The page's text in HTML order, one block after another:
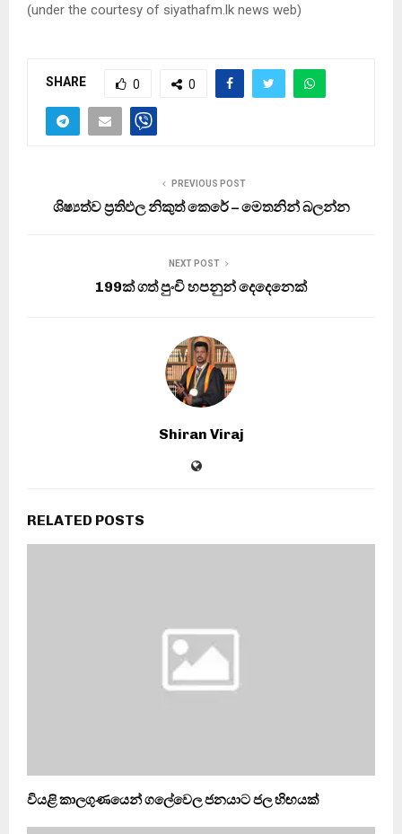
(under the courtesy of siyathafm.lk news web)
SHARE 0 0
PREVIOUS POST
ශිෂ්‍යත්ව ප්‍රතිඵල නිකුත් කෙරේ – මෙතනින් බලන්න
NEXT POST
199ක් ගත් පුංචි හපනුන් දෙදෙනෙක්
Shiran Viraj
RELATED POSTS
වියළි කාලගුණයෙන් ගලේවෙල ජනයාට ජල හිඟයක්